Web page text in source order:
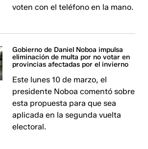
voten con el teléfono en la mano.
Gobierno de Daniel Noboa impulsa
eliminación de multa por no votar en
provincias afectadas por el invierno
Este lunes 10 de marzo, el
presidente Noboa comentó sobre
esta propuesta para que sea
aplicada en la segunda vuelta
electoral.